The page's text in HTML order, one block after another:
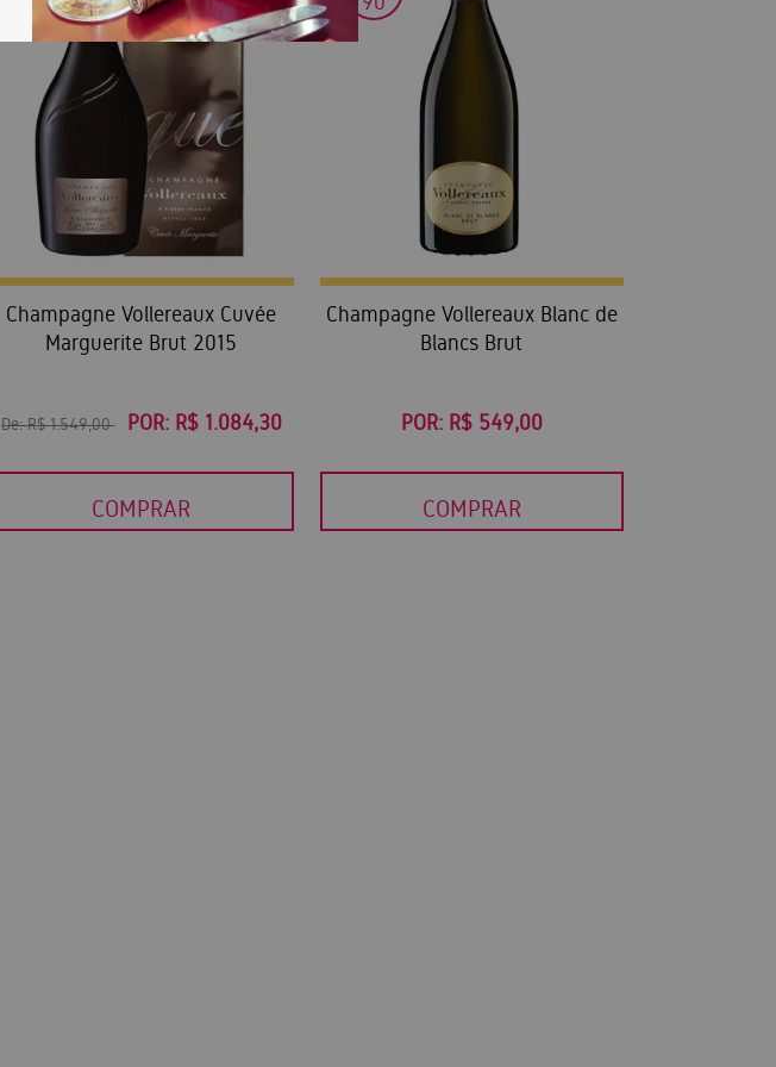
Champagne Vollereaux Cuvée
Marguerite Brut 2015
De:R$ 1.549,00 POR: R$ 1.084,30
COMPRAR
Champagne Vollereaux Blanc de
Blancs Brut
POR: R$ 549,00
COMPRAR